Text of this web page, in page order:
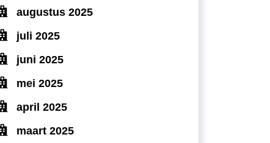
augustus 2025
juli 2025
juni 2025
mei 2025
april 2025
maart 2025